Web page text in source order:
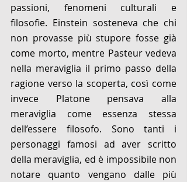
passioni, fenomeni culturali e
filosofie. Einstein sosteneva che chi
non provasse più stupore fosse già
come morto, mentre Pasteur vedeva
nella meraviglia il primo passo della
ragione verso la scoperta, così come
invece Platone pensava alla
meraviglia come essenza stessa
dell’essere filosofo. Sono tanti i
personaggi famosi ad aver scritto
della meraviglia, ed è impossibile non
notare quanto vengano dalle più